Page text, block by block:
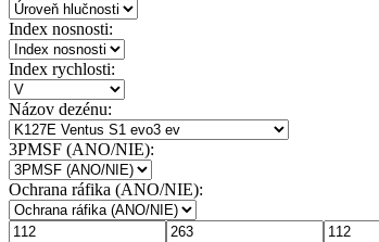
Index nosnosti:
Index rychlosti:
Názov dezénu:
3PMSF (ANO/NIE):
Ochrana ráfika (ANO/NIE):